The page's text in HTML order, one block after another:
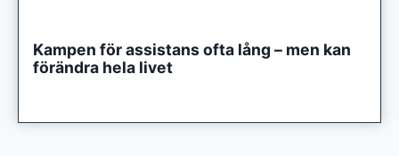
Kampen för assistans ofta lång – men kan
förändra hela livet